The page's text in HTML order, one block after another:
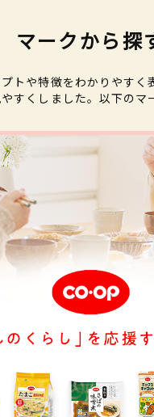
マークから探
トや特徴をわかりやすく
すくしました。以下のマ